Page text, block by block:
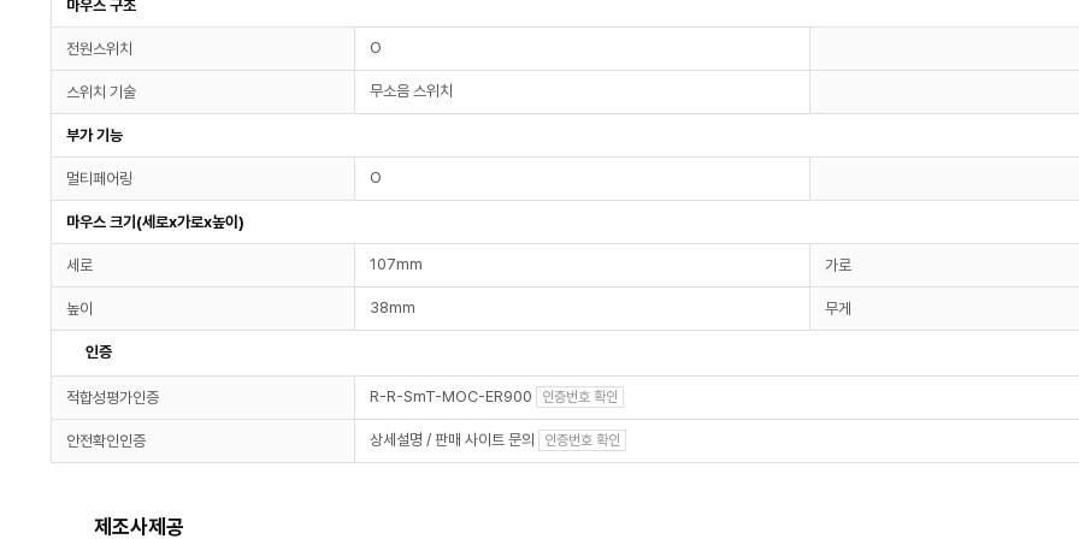
마우스 구조
전원스위치 O
스위치 기술 무소음 스위치
부가 기능
멀티페어링 O
마우스 크기(세로x가로x높이)
세로 107mm 가로
높이 38mm 무게
인증
적합성평가인증 R-R-SmT-MOC-ER900 인증번호 확인
안전확인인증 상세설명 / 판매 사이트 문의 인증번호 확인
제조사제공